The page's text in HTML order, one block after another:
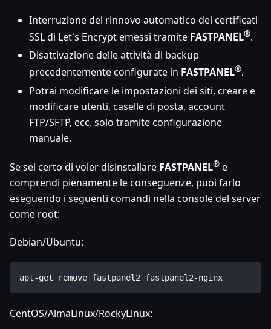
Interruzione del rinnovo automatico dei certificati
SSL di Let's Encrypt emessi tramite FASTPANEL®.
Disattivazione delle attività di backup
precedentemente configurate in FASTPANEL®.
Potrai modificare le impostazioni dei siti, creare e
modificare utenti, caselle di posta, account
FTP/SFTP, ecc. solo tramite configurazione
manuale.
Se sei certo di voler disinstallare FASTPANEL® e
comprendi pienamente le conseguenze, puoi farlo
eseguendo i seguenti comandi nella console del server
come root:
Debian/Ubuntu:
apt-get remove fastpanel2 fastpanel2-nginx
CentOS/AlmaLinux/RockyLinux: